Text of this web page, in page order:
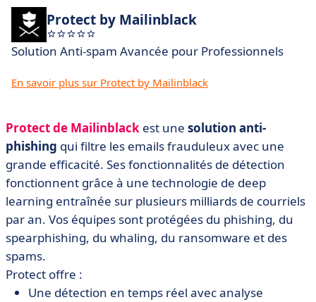
Protect by Mailinblack
Solution Anti-spam Avancée pour Professionnels
En savoir plus sur Protect by Mailinblack
Protect de Mailinblack est une solution anti-
phishing qui filtre les emails frauduleux avec une
grande efficacité. Ses fonctionnalités de détection
fonctionnent grâce à une technologie de deep
learning entraînée sur plusieurs milliards de courriels
par an. Vos équipes sont protégées du phishing, du
spearphishing, du whaling, du ransomware et des
spams.
Protect offre :
Une détection en temps réel avec analyse